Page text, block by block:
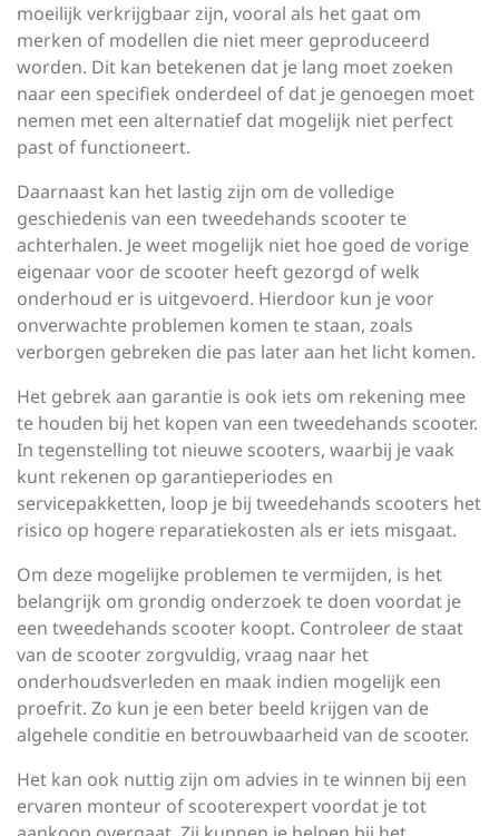
moeilijk verkrijgbaar zijn, vooral als het gaat om
merken of modellen die niet meer geproduceerd
worden. Dit kan betekenen dat je lang moet zoeken
naar een specifiek onderdeel of dat je genoegen moet
nemen met een alternatief dat mogelijk niet perfect
past of functioneert.
Daarnaast kan het lastig zijn om de volledige
geschiedenis van een tweedehands scooter te
achterhalen. Je weet mogelijk niet hoe goed de vorige
eigenaar voor de scooter heeft gezorgd of welk
onderhoud er is uitgevoerd. Hierdoor kun je voor
onverwachte problemen komen te staan, zoals
verborgen gebreken die pas later aan het licht komen.
Het gebrek aan garantie is ook iets om rekening mee
te houden bij het kopen van een tweedehands scooter.
In tegenstelling tot nieuwe scooters, waarbij je vaak
kunt rekenen op garantieperiodes en
servicepakketten, loop je bij tweedehands scooters het
risico op hogere reparatiekosten als er iets misgaat.
Om deze mogelijke problemen te vermijden, is het
belangrijk om grondig onderzoek te doen voordat je
een tweedehands scooter koopt. Controleer de staat
van de scooter zorgvuldig, vraag naar het
onderhoudsverleden en maak indien mogelijk een
proefrit. Zo kun je een beter beeld krijgen van de
algehele conditie en betrouwbaarheid van de scooter.
Het kan ook nuttig zijn om advies in te winnen bij een
ervaren monteur of scooterexpert voordat je tot